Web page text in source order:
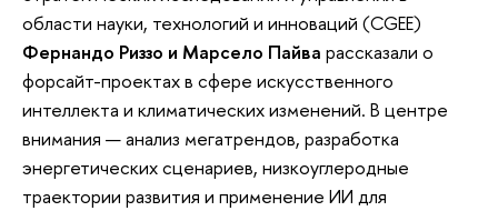
области науки, технологий и инноваций (CGEE)
Фернандо Риззо и Марсело Пайва рассказали о
форсайт-проектах в сфере искусственного
интеллекта и климатических изменений. В центре
внимания — анализ мегатрендов, разработка
энергетических сценариев, низкоуглеродные
траектории развития и применение ИИ для